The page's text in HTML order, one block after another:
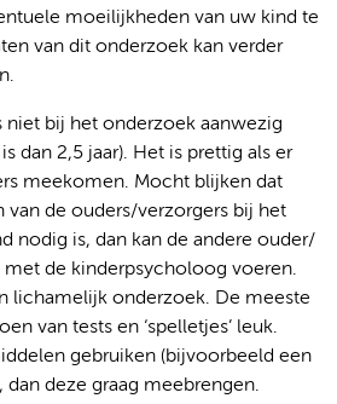
moeilijkheden van uw kind te
van dit onderzoek kan verder
niet bij het onderzoek aanwezig
dan 2,5 jaar). Het is prettig als er
meekomen. Mocht blijken dat
van de ouders/verzorgers bij het
nodig is, dan kan de andere ouder/
met de kinderpsycholoog voeren.
lichamelijk onderzoek. De meeste
van tests en ‘spelletjes’ leuk.
gebruiken (bijvoorbeeld een
deze graag meebrengen.